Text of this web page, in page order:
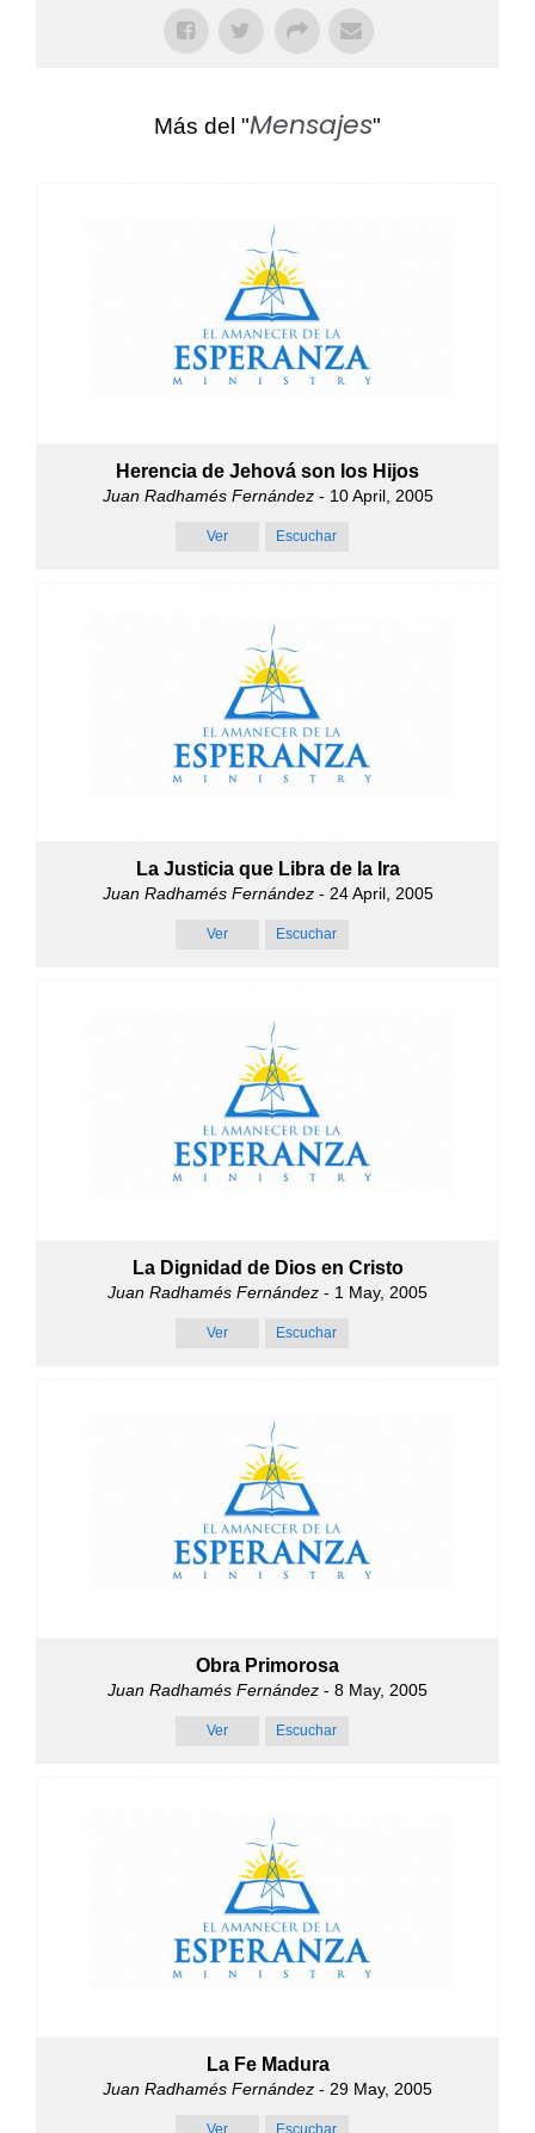
Más del "Mensajes"
Herencia de Jehová son los Hijos
Juan Radhamés Fernández- 10 April, 2005
Ver Escuchar
La Justicia que Libra de la Ira
Juan Radhamés Fernández- 24 April, 2005
Ver Escuchar
La Dignidad de Dios en Cristo
Juan Radhamés Fernández - 1 May, 2005
Ver Escuchar
Obra Primorosa
Juan Radhamés Fernández - 8 May, 2005
Ver Escuchar
La Fe Madura
Juan Radhamés Fernández - 29 May, 2005
Ver Escuchar